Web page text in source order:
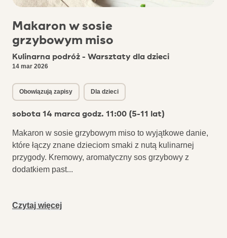
Makaron w sosie
grzybowym miso
Kulinarna podróż - Warsztaty dla dzieci
14 mar 2026
Obowiązują zapisy Dla dzieci
sobota 14 marca godz. 11:00 (5-11 lat)
Makaron w sosie grzybowym miso to wyjątkowe danie,
które łączy znane dzieciom smaki z nutą kulinarnej
przygody. Kremowy, aromatyczny sos grzybowy z
dodatkiem past...
Czytaj więcej